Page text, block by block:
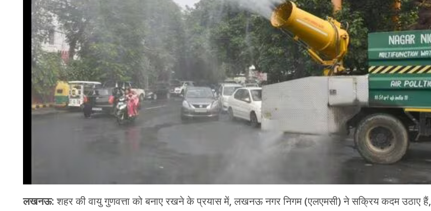
लखनऊ:शहर की वायु गुणवत्ता को बनाए रखने के प्रयास में, लखनऊ नगर निगम (एलएमसी) ने सक्रिय कदम उठाए हैं,
चमोली
देहरादून
नैनीताल
बागेश्वर
हरिद्वार